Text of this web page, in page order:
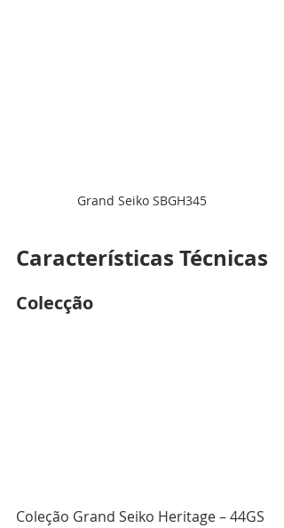
Grand Seiko SBGH345
Características Técnicas
Colecção
Coleção Grand Seiko Heritage – 44GS